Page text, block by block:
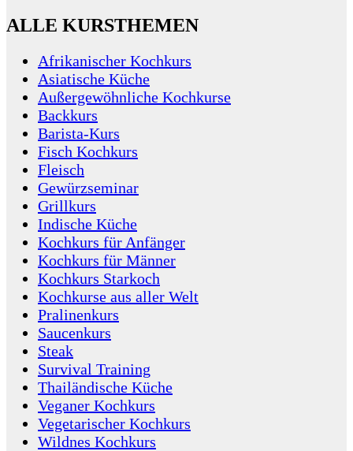
ALLE KURSTHEMEN
Afrikanischer Kochkurs
Asiatische Küche
Außergewöhnliche Kochkurse
Backkurs
Barista-Kurs
Fisch Kochkurs
Fleisch
Gewürzseminar
Grillkurs
Indische Küche
Kochkurs für Anfänger
Kochkurs für Männer
Kochkurs Starkoch
Kochkurse aus aller Welt
Pralinenkurs
Saucenkurs
Steak
Survival Training
Thailändische Küche
Veganer Kochkurs
Vegetarischer Kochkurs
Wildnes Kochkurs